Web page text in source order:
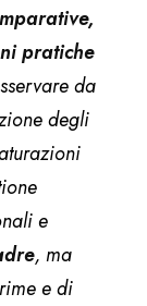
pratiche
da
degli
e
, ma
e di